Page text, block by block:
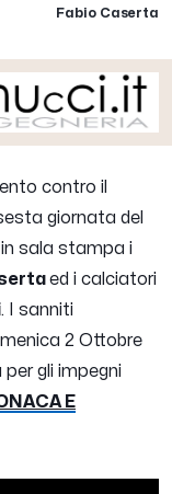
Fabio Caserta
contro il
giornata del
sala stampa i
ed i calciatori
. I sanniti
2 Ottobre
per gli impegni
E